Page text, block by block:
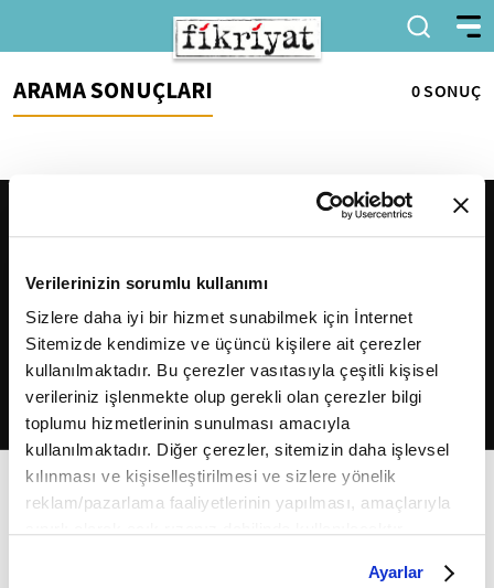
Verilerinizin sorumlu kullanımı
Sizlere daha iyi bir hizmet sunabilmek için İnternet
Sitemizde kendimize ve üçüncü kişilere ait çerezler
kullanılmaktadır. Bu çerezler vasıtasıyla çeşitli kişisel
verileriniz işlenmekte olup gerekli olan çerezler bilgi
toplumu hizmetlerinin sunulması amacıyla
kullanılmaktadır. Diğer çerezler, sitemizin daha işlevsel
kılınması ve kişiselleştirilmesi ve sizlere yönelik
reklam/pazarlama faaliyetlerinin yapılması, amaçlarıyla
belirleyebilirsiniz. Çerezlere ilişkin detaylı bilgi için
Ayarlar
ARAMA SONUÇLARI 0 SONUÇ
2026Fikriyat. Tüm hakları saklıdır.